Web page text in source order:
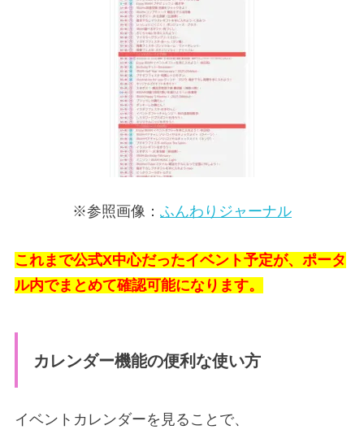
※参照画像： ふんわりジャーナル
これまで公式X中心だったイベント予定が、ポータ
ル内でまとめて確認可能になります。
カレンダー機能の便利な使い方
イベントカレンダーを見ることで、